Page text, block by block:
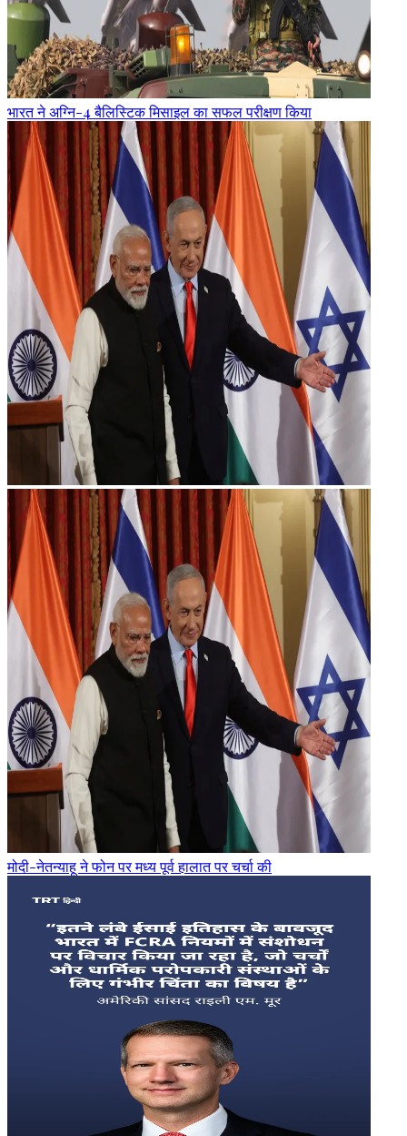
भारत ने अग्नि-4 बैलिस्टिक मिसाइल का सफल परीक्षण किया
मोदी-नेतन्याहू ने फोन पर मध्य पूर्व हालात पर चर्चा की